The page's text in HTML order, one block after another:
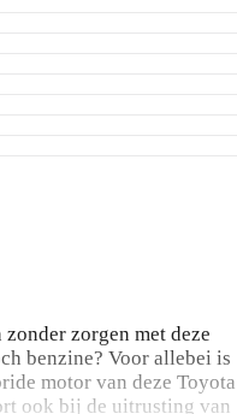
zorgen met deze
benzine? Voor allebei is
motor van deze Toyota
ook bij de uitrusting van